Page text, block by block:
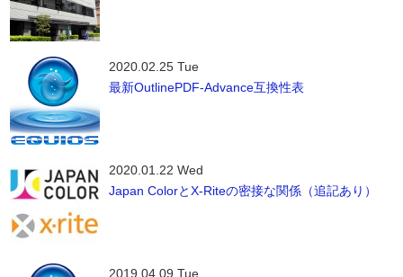
2020.02.25 Tue
最新OutlinePDF-Advance互換性表
2020.01.22 Wed
Japan ColorとX-Riteの密接な関係（追記あり）
2019.04.09 Tue